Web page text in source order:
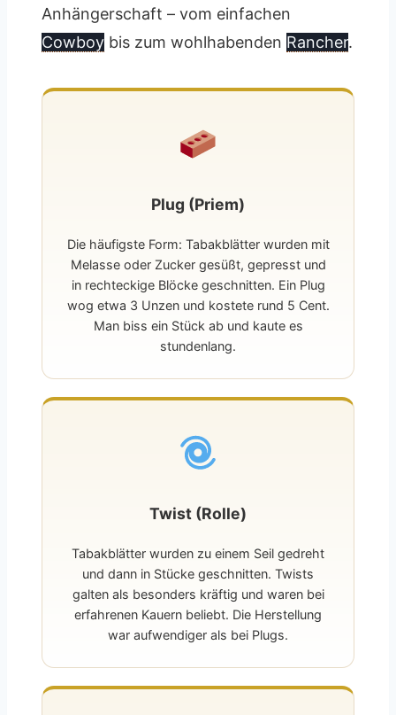
Anhängerschaft – vom einfachen
Cowboy bis zum wohlhabenden Rancher.
Plug (Priem)
Die häufigste Form: Tabakblätter wurden mit
Melasse oder Zucker gesüßt, gepresst und
in rechteckige Blöcke geschnitten. Ein Plug
wog etwa 3 Unzen und kostete rund 5 Cent.
Man biss ein Stück ab und kaute es
stundenlang.
Twist (Rolle)
Tabakblätter wurden zu einem Seil gedreht
und dann in Stücke geschnitten. Twists
galten als besonders kräftig und waren bei
erfahrenen Kauern beliebt. Die Herstellung
war aufwendiger als bei Plugs.